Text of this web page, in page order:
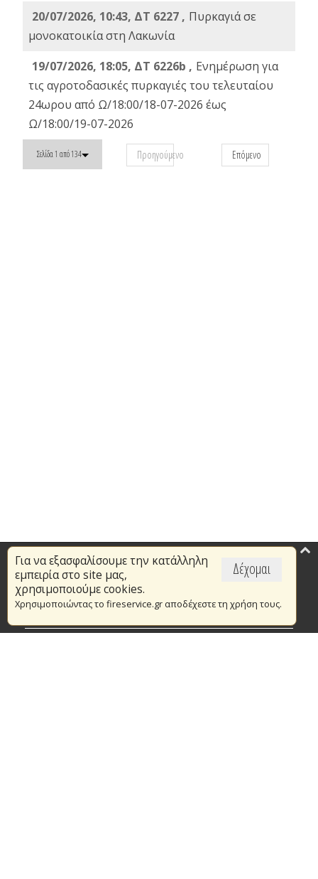
20/07/2026, 10:43, ΔΤ 6227 , Πυρκαγιά σε
μονοκατοικία στη Λακωνία
19/07/2026, 18:05, ΔΤ 6226b , Ενημέρωση για
τις αγροτοδασικές πυρκαγιές του τελευταίου
24ωρου από Ω/18:00/18-07-2026 έως
Ω/18:00/19-07-2026
Σελίδα 1 από 134 Προηγούμενο Επόμενο
Δέχομαι
Για να εξασφαλίσουμε την κατάλληλη
εμπειρία στο site μας,
χρησιμοποιούμε cookies.
Χρησιμοποιώντας το fireservice.gr αποδέχεστε τη χρήση τους.
Επικαιρότητα
Το Πυροσβεστικό Σώμα